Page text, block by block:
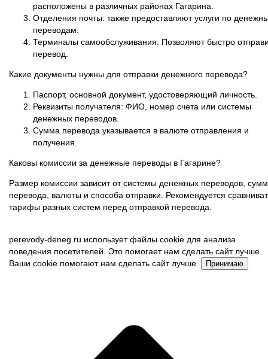
расположены в различных районах Гагарина.
Отделения почты: также предоставляют услуги по
переводам.
Терминалы самообслуживания: Позволяют быстро
перевод.
Какие документы нужны для отправки денежного перевода?
Паспорт, основной документ, удостоверяющий личность.
Реквизиты получателя: ФИО, номер счета или системы
денежных переводов.
Сумма перевода указывается в валюте отправления и
получения.
Каковы комиссии за денежные переводы в Гагарине?
Размер комиссии зависит от системы денежных переводов,
перевода, валюты и способа отправки. Рекомендуется
тарифы разных систем перед отправкой перевода.
perevody-deneg.ru использует файлы cookie для анализа
поведения посетителей. Это помогает нам сделать сайт лучше.
Ваши cookie помогают нам сделать сайт лучше.
Принимаю